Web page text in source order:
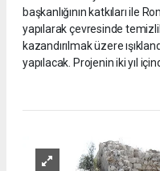
başkanlığının katkıları ile
yapılarak çevresinde
kazandırılmak üzere
yapılacak. Projenin iki yıl